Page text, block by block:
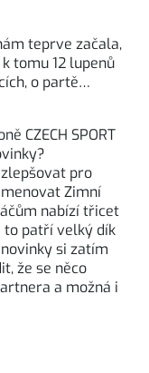
teprve začala,
tomu 12 lupenů
o partě…
CZECH SPORT
pro
Zimní
nabízí třicet
to patří velký dík
si zatím
že se něco
a možná i